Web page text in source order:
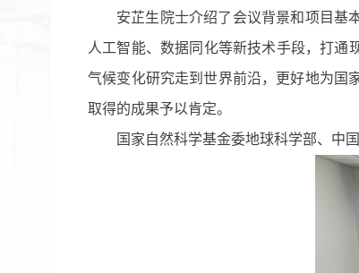
安芷生院士介绍了会议背景和项目基
人工智能、数据同化等新技术手段，打通
气候变化研究走到世界前沿，更好地为国
取得的成果予以肯定。
国家自然科学基金委地球科学部、中